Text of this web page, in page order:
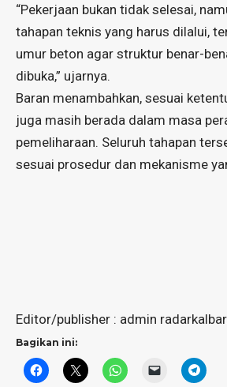
“Pekerjaan bukan tidak selesai,
tahapan teknis yang harus dilalui,
umur beton agar struktur benar-
dibuka,” ujarnya.
Baran menambahkan, sesuai
juga masih berada dalam masa
pemeliharaan. Seluruh tahapan
sesuai prosedur dan mekanisme
Editor/publisher : admin
Bagikan ini: